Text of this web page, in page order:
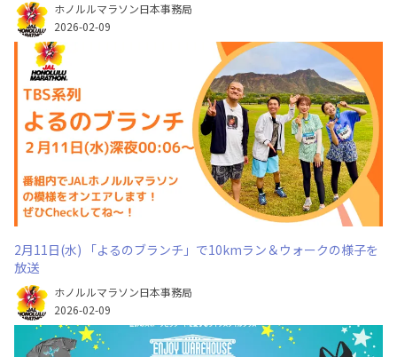
ホノルルマラソン日本事務局
2026-02-09
2月11日(水) 「よるのブランチ」で10kmラン＆ウォークの様子を
放送
ホノルルマラソン日本事務局
2026-02-09